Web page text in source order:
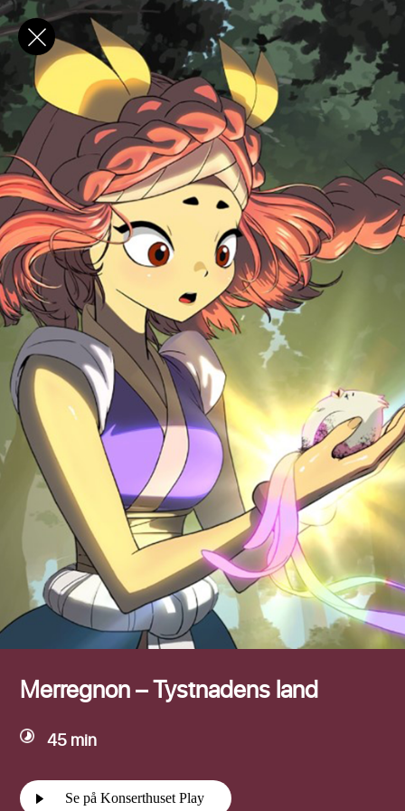
✕
E-post
Förnamn
Efternamn
Merregnon – Tystnadens land
45 min
Se på Konserthuset Play